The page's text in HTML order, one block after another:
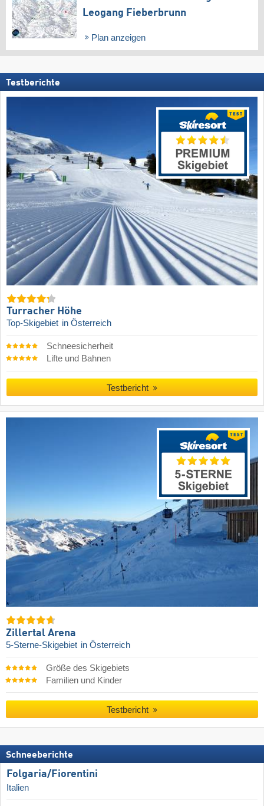
Leogang Fieberbrunn
Plan anzeigen
Testberichte
Turracher Höhe
Top-Skigebiet in Österreich
Schneesicherheit
Lifte und Bahnen
Testbericht
Zillertal Arena
5-Sterne-Skigebiet in Österreich
Größe des Skigebiets
Familien und Kinder
Testbericht
Schneeberichte
Folgaria/​Fiorentini
Italien